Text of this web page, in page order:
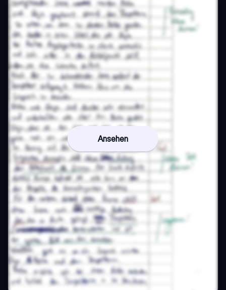
Ansehen